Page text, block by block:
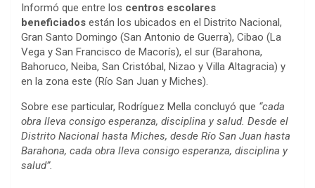
Informó que entre los centros escolares
beneficiados están los ubicados en el Distrito Nacional,
Gran Santo Domingo (San Antonio de Guerra), Cibao (La
Vega y San Francisco de Macorís), el sur (Barahona,
Bahoruco, Neiba, San Cristóbal, Nizao y Villa Altagracia) y
en la zona este (Río San Juan y Miches).
Sobre ese particular, Rodríguez Mella concluyó que “cada
obra lleva consigo esperanza, disciplina y salud. Desde el
Distrito Nacional hasta Miches, desde Río San Juan hasta
Barahona, cada obra lleva consigo esperanza, disciplina y
salud”.